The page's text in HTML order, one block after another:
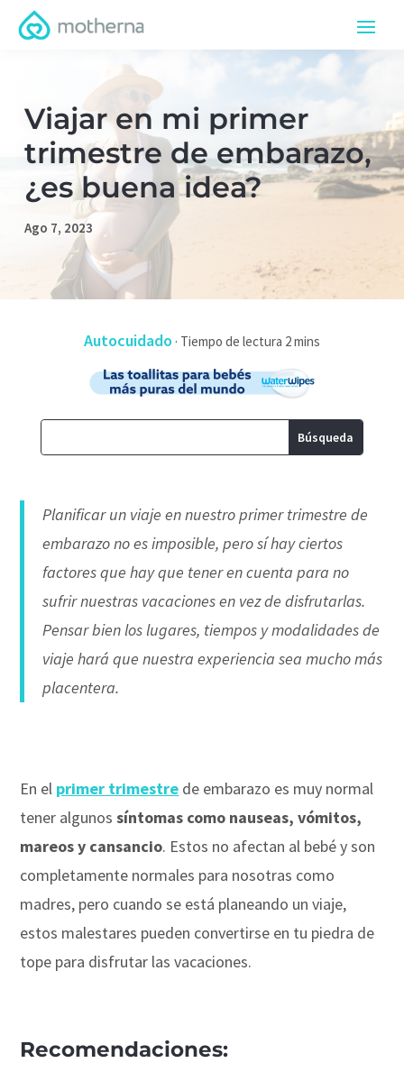
Viajar en mi primer
trimestre de embarazo,
¿es buena idea?
Ago 7, 2023
Autocuidado ·
Planificar un viaje en nuestro primer trimestre de
embarazo no es imposible, pero sí hay ciertos
factores que hay que tener en cuenta para no
sufrir nuestras vacaciones en vez de disfrutarlas.
Pensar bien los lugares, tiempos y modalidades de
viaje hará que nuestra experiencia sea mucho más
placentera.
En el primer trimestre de embarazo es muy normal
tener algunos síntomas como nauseas, vómitos,
mareos y cansancio. Estos no afectan al bebé y son
completamente normales para nosotras como
madres, pero cuando se está planeando un viaje,
estos malestares pueden convertirse en tu piedra de
tope para disfrutar las vacaciones.
Recomendaciones: